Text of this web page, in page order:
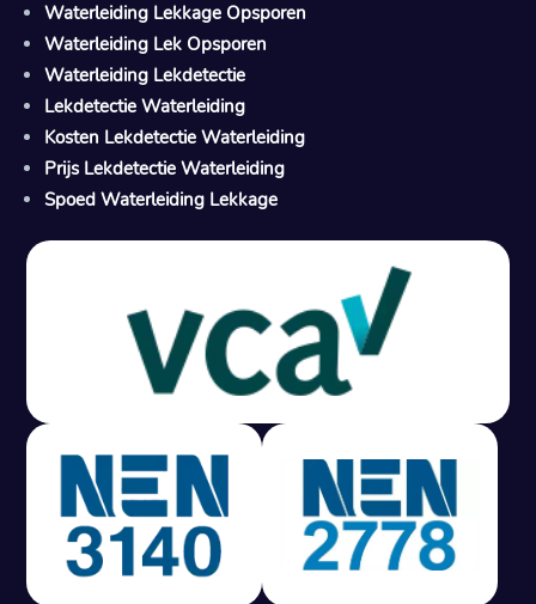
M
Gratis offerte in 24 uur
Geen lekkage? Geen betaling.
Vast tarief van € 395,- exc btw.
Rapport binnen 3 werkdagen.
100% RIsicovrij.
Vaak vergoed door verzekeraar.
Waterleiding Lekkage Opsporen
Waterleiding Lek Opsporen
Waterleiding Lekdetectie
Lekdetectie Waterleiding
Kosten Lekdetectie Waterleiding
Prijs Lekdetectie Waterleiding
Spoed Waterleiding Lekkage